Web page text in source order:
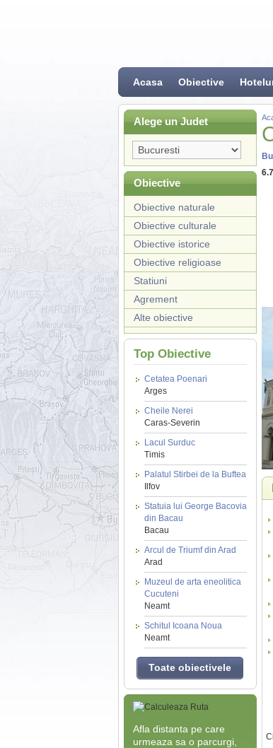
Acasa Obiective
Alege un Judet
Obiective
Obiective naturale
Obiective culturale
Obiective istorice
Obiective religioase
Statiuni
Agrement
Alte obiective
Top Obiective
Cetatea Poenari
Arges
Cheile Nerei
Caras-Severin
Lacul Surduc
Timis
Palatul Stirbei de la Buftea
Ilfov
Statuia lui George Bacovia
din Bacau
Bacau
Arcul de Triumf din Arad
Arad
Muzeul de arta eneolitica
Cucuteni
Neamt
Schitul Icoana Noua
Neamt
Toate obiectivele
Afla distanta pe care
urmeaza sa o parcurgi,
6.7